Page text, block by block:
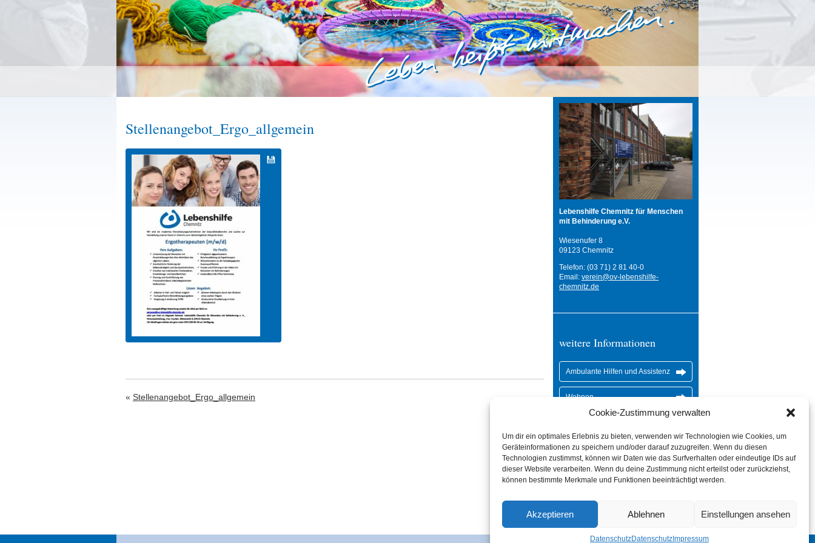
Cookie-Zustimmung verwalten
Um dir ein optimales Erlebnis zu bieten, verwenden wir Technologien wie Cookies, um
Geräteinformationen zu speichern und/oder darauf zuzugreifen. Wenn du diesen
Technologien zustimmst, können wir Daten wie das Surfverhalten oder eindeutige IDs auf
dieser Website verarbeiten. Wenn du deine Zustimmung nicht erteilst oder zurückziehst,
können bestimmte Merkmale und Funktionen beeinträchtigt werden.
Akzeptieren Ablehnen Einstellungen ansehen
DatenschutzDatenschutzImpressum
Stellenangebot_Ergo_allgemein
« Stellenangebot_Ergo_allgemein
Lebenshilfe Chemnitz für Menschen
mit Behinderung e.V.
Wiesenufer 8
09123 Chemnitz
Telefon: (03 71) 2 81 40-0
Email: verein@ov-lebenshilfe-
chemnitz.de
weitere Informationen
Ambulante Hilfen und Assistenz
Wohnen